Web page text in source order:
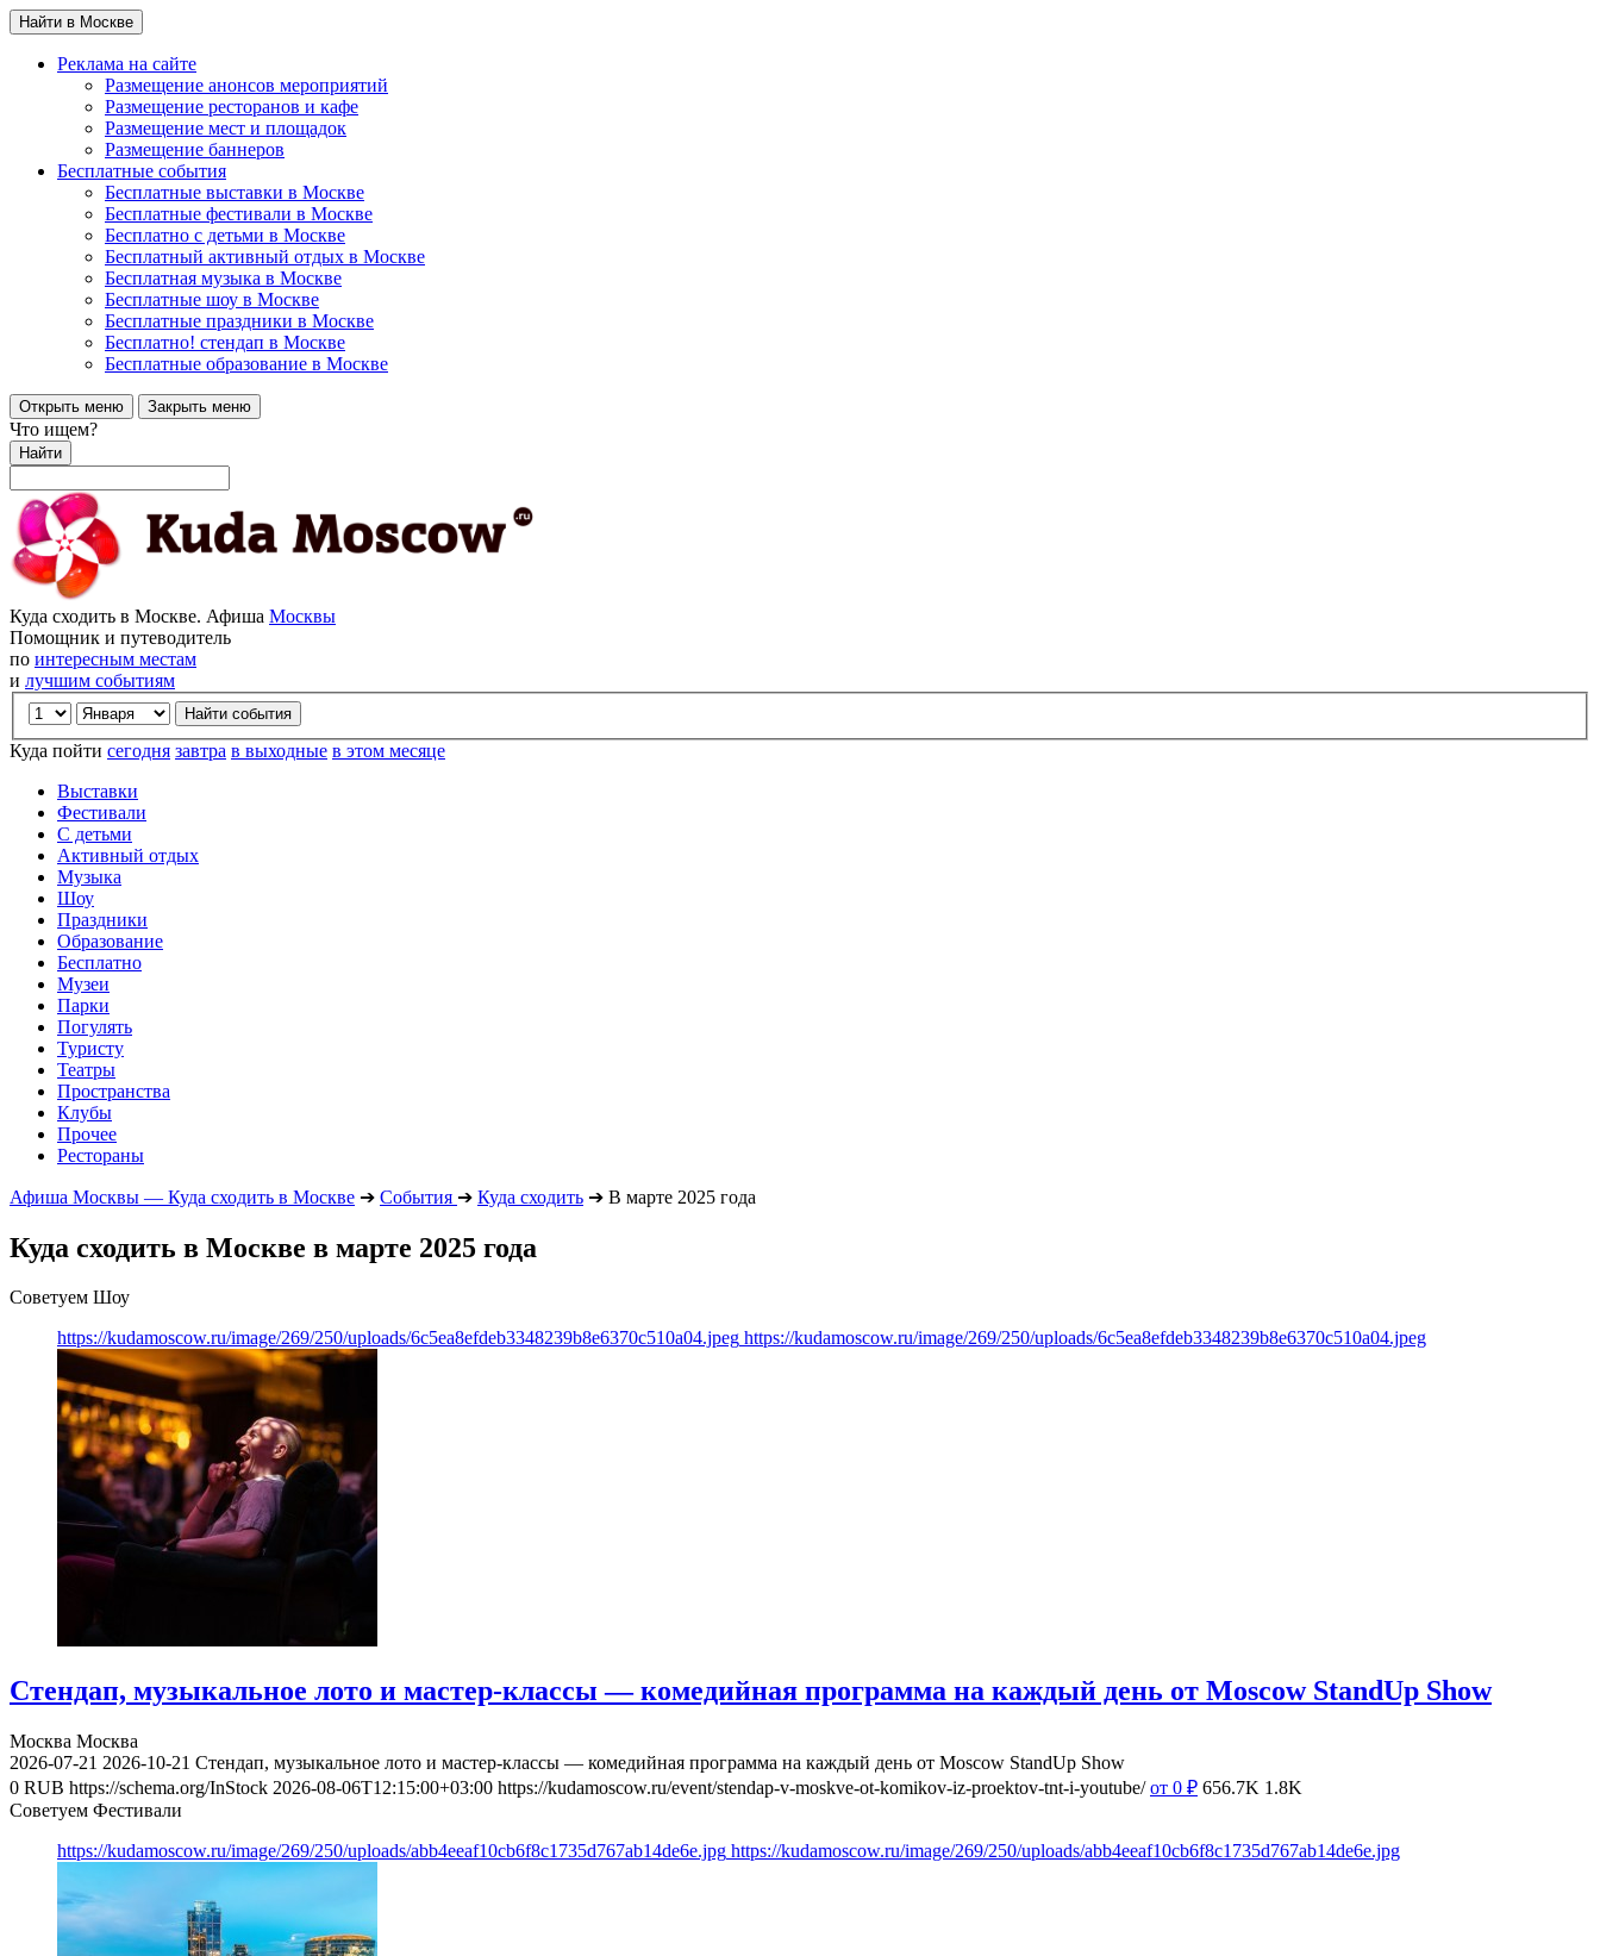
Найти в Москве
Реклама на сайте
Размещение анонсов мероприятий
Размещение ресторанов и кафе
Размещение мест и площадок
Размещение баннеров
Бесплатные события
Бесплатные выставки в Москве
Бесплатные фестивали в Москве
Бесплатно с детьми в Москве
Бесплатный активный отдых в Москве
Бесплатная музыка в Москве
Бесплатные шоу в Москве
Бесплатные праздники в Москве
Бесплатно! стендап в Москве
Бесплатные образование в Москве
Открыть меню Закрыть меню
Что ищем?
Найти
Куда сходить в Москве. Афиша Москвы
Помощник и путеводитель
по интересным местам
и лучшим событиям
Куда пойти сегодня завтра в выходные в этом месяце
Выставки
Фестивали
С детьми
Активный отдых
Музыка
Шоу
Праздники
Образование
Бесплатно
Музеи
Парки
Погулять
Туристу
Театры
Пространства
Клубы
Прочее
Рестораны
Афиша Москвы — Куда сходить в Москве ➔ События ➔ Куда сходить ➔ В марте 2025 года
Куда сходить в Москве в марте 2025 года
Советуем Шоу
https://kudamoscow.ru/image/269/250/uploads/6c5ea8efdeb3348239b8e6370c510a04.jpeg https://kudamoscow.ru/image/269/250/uploads/6c5ea8efdeb3348239b8e6370c510a04.jpeg
Стендап, музыкальное лото и мастер-классы — комедийная программа на каждый день от Moscow StandUp Show
Москва Москва
2026-07-21 2026-10-21 Стендап, музыкальное лото и мастер-классы — комедийная программа на каждый день от Moscow StandUp Show
0 RUB https://schema.org/InStock 2026-08-06T12:15:00+03:00 https://kudamoscow.ru/event/stendap-v-moskve-ot-komikov-iz-proektov-tnt-i-youtube/ от 0 ₽ 656.7K 1.8K
Советуем Фестивали
https://kudamoscow.ru/image/269/250/uploads/abb4eeaf10cb6f8c1735d767ab14de6e.jpg https://kudamoscow.ru/image/269/250/uploads/abb4eeaf10cb6f8c1735d767ab14de6e.jpg